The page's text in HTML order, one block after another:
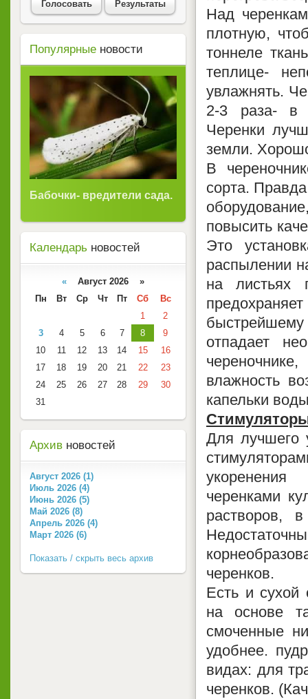
Над
плотную,
тоннеле
теплице-
увлажнять.
2-3 раза- в
Черенки
земли.
В
сорта.
повысить
Это
распылении
на листьях
отпадает
влажность
капельки
Для лучшего
укоренения
черенками
растворов,
черенков.
Есть и сухой
на основе
смоченные
удобнее.
видах: для
черенков.
Голосовать Результаты
Популярные новости
Бабочки- вредители сада.
Календарь новостей
« Август 2026 »
Пн
Вт Ср Чт Пт Сб
Вс
1
2
3
4 5 6 7 8
9
10
11 12 13 14 15
16
17
18 19 20 21 22
23
24
25 26 27 28 29
30
31
Архив новостей
Август 2026 (1)
Июль 2026 (4)
Июнь 2026 (5)
Май 2026 (8)
Апрель 2026 (4)
Март 2026 (6)
Показать / скрыть весь архив